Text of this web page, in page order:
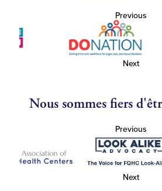
Previous
Next
Nous sommes fiers
Previous
Next